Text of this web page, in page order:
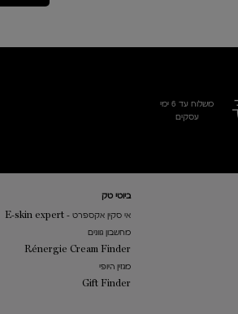
משלוח עד 6 ימי
עסקים​
ביוטי טק
אי סקין אקספרט - E-skin expert
מחשבון גוונים
Rénergie Cream Finder
מגזין היופי
Gift Finder